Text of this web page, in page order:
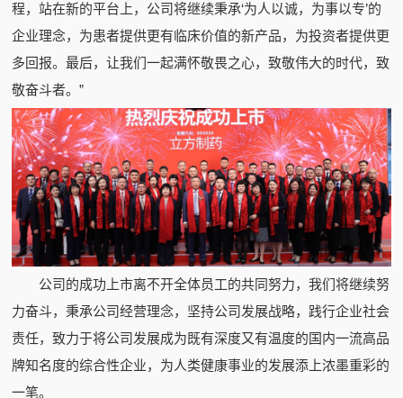
程，站在新的平台上，公司将继续秉承‘为人以诚，为事以专’的
企业理念，为患者提供更有临床价值的新产品，为投资者提供更
多回报。最后，让我们一起满怀敬畏之心，致敬伟大的时代，致
敬奋斗者。”
公司的成功上市离不开全体员工的共同努力，我们将继续努
力奋斗，秉承公司经营理念，坚持公司发展战略，践行企业社会
责任，致力于将公司发展成为既有深度又有温度的国内一流高品
牌知名度的综合性企业，为人类健康事业的发展添上浓墨重彩的
一笔。